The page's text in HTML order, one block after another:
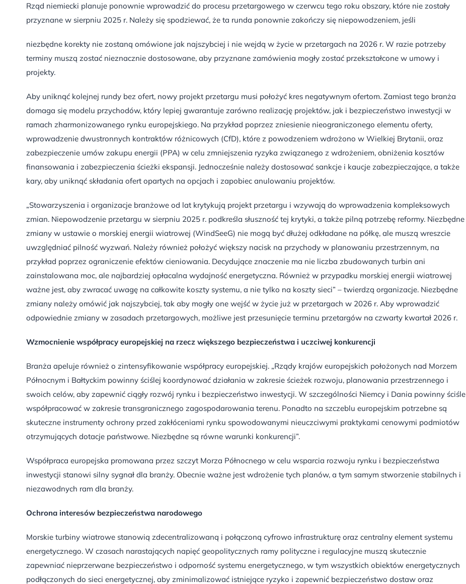
Rząd niemiecki planuje ponownie wprowadzić do procesu przetargowego w czerwcu tego roku obszary, które nie zostały
przyznane w sierpniu 2025 r. Należy się spodziewać, że ta runda ponownie zakończy się niepowodzeniem, jeśli
niezbędne korekty nie zostaną omówione jak najszybciej i nie wejdą w życie w przetargach na 2026 r. W razie potrzeby
terminy muszą zostać nieznacznie dostosowane, aby przyznane zamówienia mogły zostać przekształcone w umowy i
projekty.
Aby uniknąć kolejnej rundy bez ofert, nowy projekt przetargu musi położyć kres negatywnym ofertom. Zamiast tego branża
domaga się modelu przychodów, który lepiej gwarantuje zarówno realizację projektów, jak i bezpieczeństwo inwestycji w
ramach zharmonizowanego rynku europejskiego. Na przykład poprzez zniesienie nieograniczonego elementu oferty,
wprowadzenie dwustronnych kontraktów różnicowych (CfD), które z powodzeniem wdrożono w Wielkiej Brytanii, oraz
zabezpieczenie umów zakupu energii (PPA) w celu zmniejszenia ryzyka związanego z wdrożeniem, obniżenia kosztów
finansowania i zabezpieczenia ścieżki ekspansji. Jednocześnie należy dostosować sankcje i kaucje zabezpieczające, a także
kary, aby uniknąć składania ofert opartych na opcjach i zapobiec anulowaniu projektów.
„Stowarzyszenia i organizacje branżowe od lat krytykują projekt przetargu i wzywają do wprowadzenia kompleksowych
zmian. Niepowodzenie przetargu w sierpniu 2025 r. podkreśla słuszność tej krytyki, a także pilną potrzebę reformy. Niezbędne
zmiany w ustawie o morskiej energii wiatrowej (WindSeeG) nie mogą być dłużej odkładane na półkę, ale muszą wreszcie
uwzględniać pilność wyzwań. Należy również położyć większy nacisk na przychody w planowaniu przestrzennym, na
przykład poprzez ograniczenie efektów cieniowania. Decydujące znaczenie ma nie liczba zbudowanych turbin ani
zainstalowana moc, ale najbardziej opłacalna wydajność energetyczna. Również w przypadku morskiej energii wiatrowej
ważne jest, aby zwracać uwagę na całkowite koszty systemu, a nie tylko na koszty sieci” – twierdzą organizacje. Niezbędne
zmiany należy omówić jak najszybciej, tak aby mogły one wejść w życie już w przetargach w 2026 r. Aby wprowadzić
odpowiednie zmiany w zasadach przetargowych, możliwe jest przesunięcie terminu przetargów na czwarty kwartał 2026 r.
Wzmocnienie współpracy europejskiej na rzecz większego bezpieczeństwa i uczciwej konkurencji
Branża apeluje również o zintensyfikowanie współpracy europejskiej. „Rządy krajów europejskich położonych nad Morzem
Północnym i Bałtyckim powinny ściślej koordynować działania w zakresie ścieżek rozwoju, planowania przestrzennego i
swoich celów, aby zapewnić ciągły rozwój rynku i bezpieczeństwo inwestycji. W szczególności Niemcy i Dania powinny ściśle
współpracować w zakresie transgranicznego zagospodarowania terenu. Ponadto na szczeblu europejskim potrzebne są
skuteczne instrumenty ochrony przed zakłóceniami rynku spowodowanymi nieuczciwymi praktykami cenowymi podmiotów
otrzymujących dotacje państwowe. Niezbędne są równe warunki konkurencji”.
Współpraca europejska promowana przez szczyt Morza Północnego w celu wsparcia rozwoju rynku i bezpieczeństwa
inwestycji stanowi silny sygnał dla branży. Obecnie ważne jest wdrożenie tych planów, a tym samym stworzenie stabilnych i
niezawodnych ram dla branży.
Ochrona interesów bezpieczeństwa narodowego
Morskie turbiny wiatrowe stanowią zdecentralizowaną i połączoną cyfrowo infrastrukturę oraz centralny element systemu
energetycznego. W czasach narastających napięć geopolitycznych ramy polityczne i regulacyjne muszą skutecznie
zapewniać nieprzerwane bezpieczeństwo i odporność systemu energetycznego, w tym wszystkich obiektów energetycznych
podłączonych do sieci energetycznej, aby zminimalizować istniejące ryzyko i zapewnić bezpieczeństwo dostaw oraz